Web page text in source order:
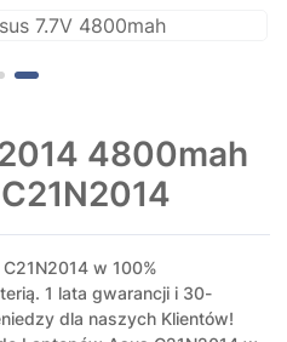
4800mah
w 100%
1 lata gwarancji i 30-
dla naszych Klientów!